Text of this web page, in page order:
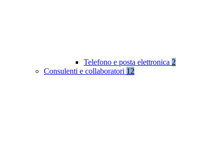
Telefono e posta elettronica 2
Consulenti e collaboratori 12